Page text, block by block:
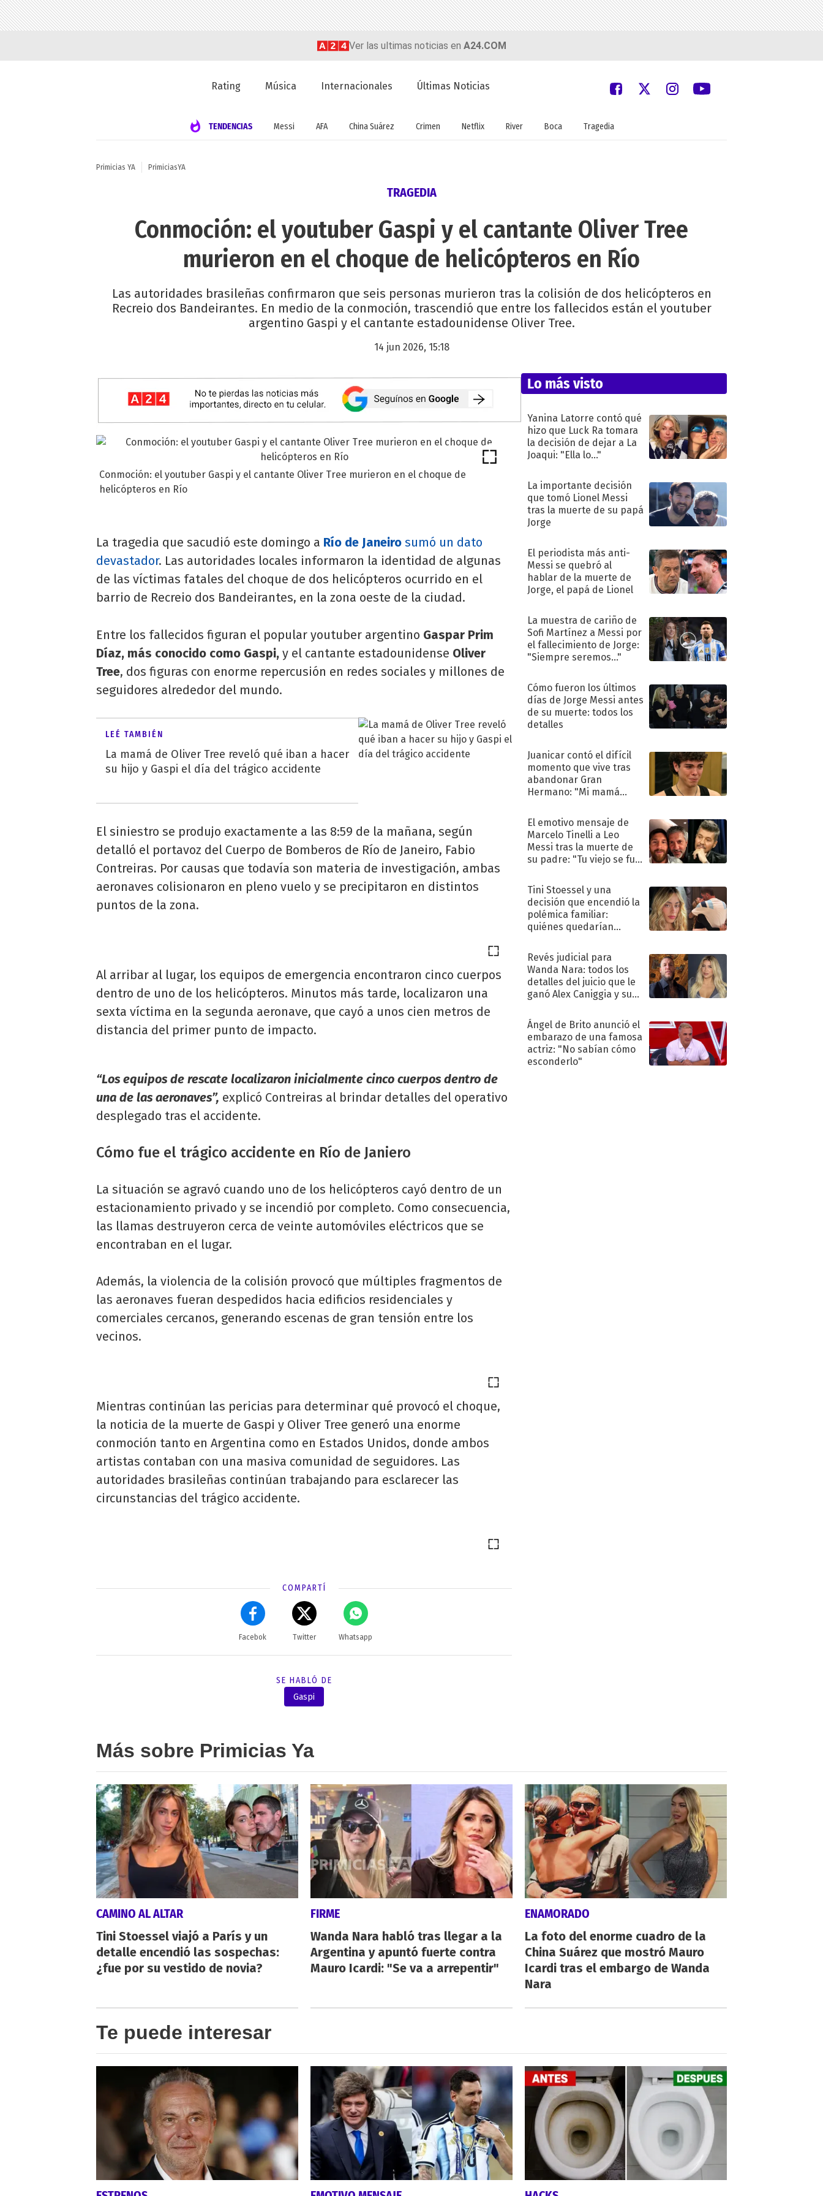
Ver las ultimas noticias en A24.COM
Rating Música Internacionales Últimas Noticias
TENDENCIAS Messi AFA China Suárez Crimen Netflix River Boca Tragedia
Primicias YA PrimiciasYA
TRAGEDIA
Conmoción: el youtuber Gaspi y el cantante Oliver Tree
murieron en el choque de helicópteros en Río
Las autoridades brasileñas confirmaron que seis personas murieron tras la colisión de dos helicópteros en
Recreio dos Bandeirantes. En medio de la conmoción, trascendió que entre los fallecidos están el youtuber
argentino Gaspi y el cantante estadounidense Oliver Tree.
14 jun 2026, 15:18
Conmoción: el youtuber Gaspi y el cantante Oliver Tree murieron en el choque de
helicópteros en Río
La tragedia que sacudió este domingo a Río de Janeiro sumó un dato
devastador. Las autoridades locales informaron la identidad de algunas
de las víctimas fatales del choque de dos helicópteros ocurrido en el
barrio de Recreio dos Bandeirantes, en la zona oeste de la ciudad.
Entre los fallecidos figuran el popular youtuber argentino Gaspar Prim
Díaz, más conocido como Gaspi, y el cantante estadounidense Oliver
Tree, dos figuras con enorme repercusión en redes sociales y millones de
seguidores alrededor del mundo.
LEÉ TAMBIÉN
La mamá de Oliver Tree reveló qué iban a hacer
su hijo y Gaspi el día del trágico accidente
El siniestro se produjo exactamente a las 8:59 de la mañana, según
detalló el portavoz del Cuerpo de Bomberos de Río de Janeiro, Fabio
Contreiras. Por causas que todavía son materia de investigación, ambas
aeronaves colisionaron en pleno vuelo y se precipitaron en distintos
puntos de la zona.
Al arribar al lugar, los equipos de emergencia encontraron cinco cuerpos
dentro de uno de los helicópteros. Minutos más tarde, localizaron una
sexta víctima en la segunda aeronave, que cayó a unos cien metros de
distancia del primer punto de impacto.
“Los equipos de rescate localizaron inicialmente cinco cuerpos dentro de
una de las aeronaves”, explicó Contreiras al brindar detalles del operativo
desplegado tras el accidente.
Cómo fue el trágico accidente en Río de Janiero
La situación se agravó cuando uno de los helicópteros cayó dentro de un
estacionamiento privado y se incendió por completo. Como consecuencia,
las llamas destruyeron cerca de veinte automóviles eléctricos que se
encontraban en el lugar.
Además, la violencia de la colisión provocó que múltiples fragmentos de
las aeronaves fueran despedidos hacia edificios residenciales y
comerciales cercanos, generando escenas de gran tensión entre los
vecinos.
Mientras continúan las pericias para determinar qué provocó el choque,
la noticia de la muerte de Gaspi y Oliver Tree generó una enorme
conmoción tanto en Argentina como en Estados Unidos, donde ambos
artistas contaban con una masiva comunidad de seguidores. Las
autoridades brasileñas continúan trabajando para esclarecer las
circunstancias del trágico accidente.
COMPARTÍ
Facebok Twitter Whatsapp
SE HABLÓ DE
Gaspi
Lo más visto
Yanina Latorre contó qué
hizo que Luck Ra tomara
la decisión de dejar a La
Joaqui: "Ella lo..."
La importante decisión
que tomó Lionel Messi
tras la muerte de su papá
Jorge
El periodista más anti-
Messi se quebró al
hablar de la muerte de
Jorge, el papá de Lionel
La muestra de cariño de
Sofi Martínez a Messi por
el fallecimiento de Jorge:
"Siempre seremos..."
Cómo fueron los últimos
días de Jorge Messi antes
de su muerte: todos los
detalles
Juanicar contó el difícil
momento que vive tras
abandonar Gran
Hermano: "Mi mamá
El emotivo mensaje de
Marcelo Tinelli a Leo
Messi tras la muerte de
su padre: "Tu viejo se fue
Tini Stoessel y una
decisión que encendió la
polémica familiar:
quiénes quedarían
Revés judicial para
Wanda Nara: todos los
detalles del juicio que le
ganó Alex Caniggia y sus
Ángel de Brito anunció el
embarazo de una famosa
actriz: "No sabían cómo
esconderlo"
Más sobre Primicias Ya
CAMINO AL ALTAR
Tini Stoessel viajó a París y un
detalle encendió las sospechas:
¿fue por su vestido de novia?
FIRME
Wanda Nara habló tras llegar a la
Argentina y apuntó fuerte contra
Mauro Icardi: "Se va a arrepentir"
ENAMORADO
La foto del enorme cuadro de la
China Suárez que mostró Mauro
Icardi tras el embargo de Wanda
Nara
Te puede interesar